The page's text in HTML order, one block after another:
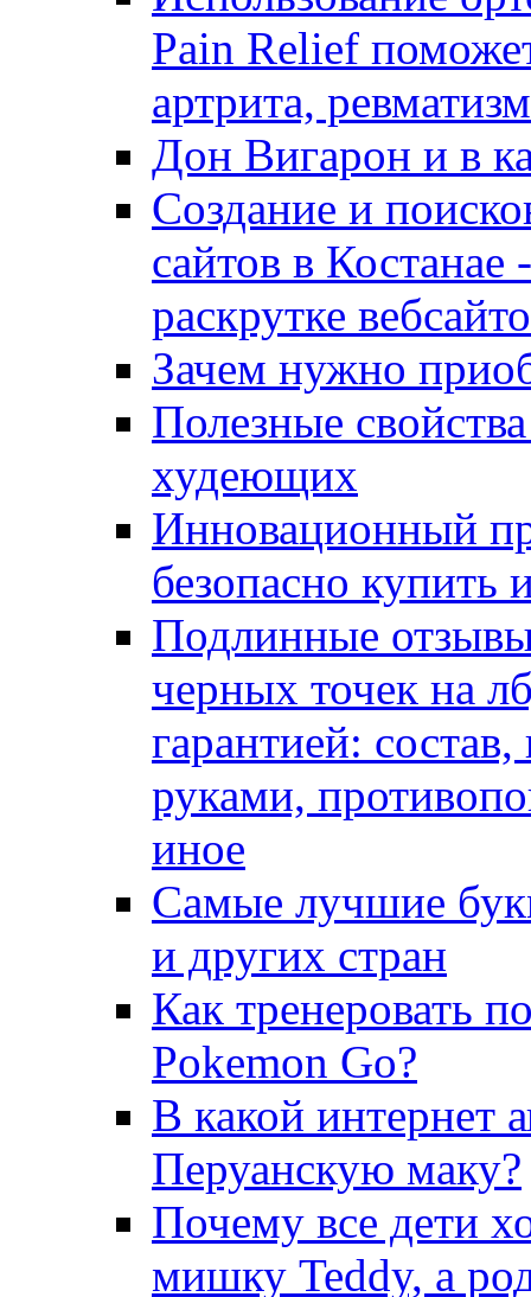
Pain Relief
артрита,
Дон Вигарон и в
Создание и
сайтов в Костанае
раскрутке
Зачем нужно
Полезные
худеющих
Инновационный
безопасно купить
Подлинные
черных точек на
гарантией:
руками,
иное
Самые лучшие
и других стран
Как тренеровать
Pokemon Go?
В какой интернет
Перуанскую маку?
Почему все дети
мишку Teddy, а